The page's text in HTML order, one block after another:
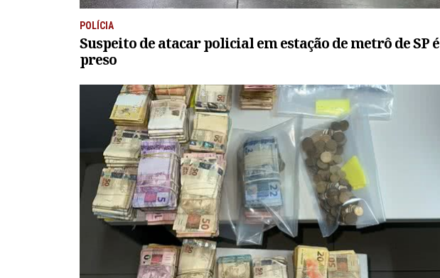
POLÍCIA
Suspeito de atacar policial em estação de metrô de SP é
preso